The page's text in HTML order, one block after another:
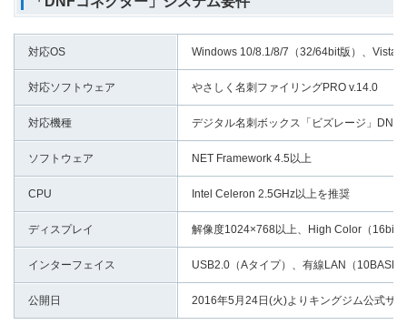
対応OS Windows 10/8.1/8/7（32/64bit版）、Vista
対応ソフトウェア やさしく名刺ファイリングPRO v.14.0
対応機種 デジタル名刺ボックス「ビズレージ」
ソフトウェア NET Framework 4.5以上
CPU Intel Celeron 2.5GHz以上を推奨
ディスプレイ 解像度1024×768以上、High Color（16bit
インターフェイス USB2.0（Aタイプ）、有線LAN（10BASE-
公開日 2016年5月24日(火)よりキングジム公式サ